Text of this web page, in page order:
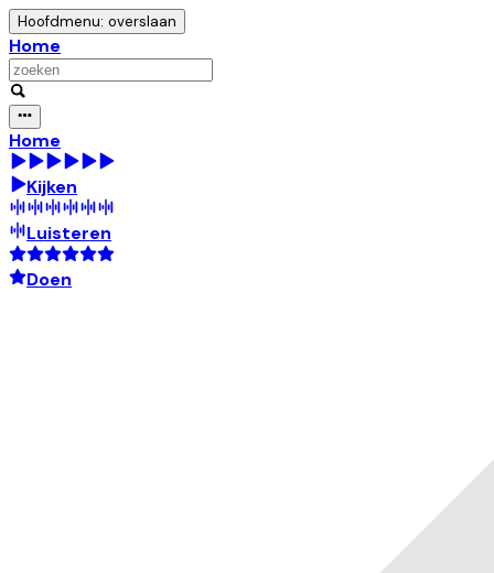
Hoofdmenu: overslaan
Home
Home
Kijken
Luisteren
Doen